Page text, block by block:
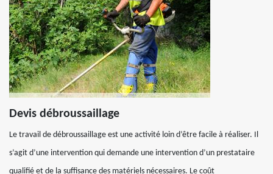
Devis débroussaillage
Le travail de débroussaillage est une activité loin d’être facile à réaliser. Il
s’agit d’une intervention qui demande une intervention d’un prestataire
qualifié et de la suffisance des matériels nécessaires. Le coût